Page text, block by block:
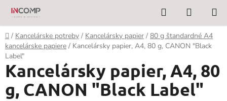
Prejsť
obsah
Hľadať
KOŠÍK
Domov
/ Kancelárske potreby / Kancelársky papier / 80 g štandardné A4
kancelárske papiere / Kancelársky papier, A4, 80 g, CANON "Black
Label"
Kancelársky papier, A4, 80
g, CANON "Black Label"